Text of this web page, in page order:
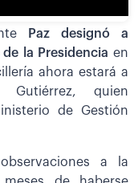
Paz designó a
la Presidencia en
ahora estará a
quien
de Gestión
a la